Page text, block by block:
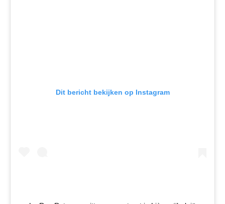
Dit bericht bekijken op Instagram